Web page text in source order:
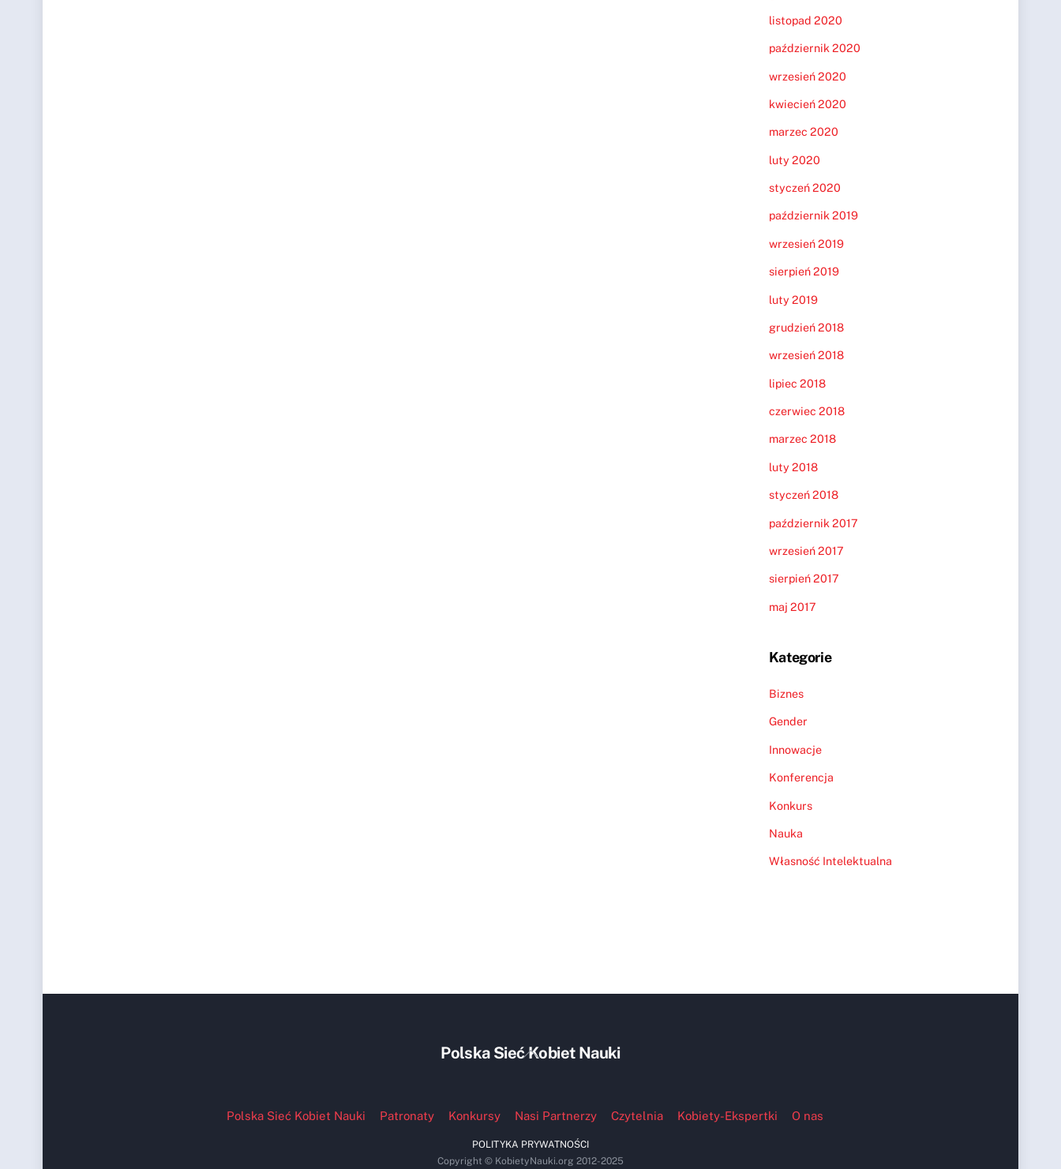
listopad 2020
październik 2020
wrzesień 2020
kwiecień 2020
marzec 2020
luty 2020
styczeń 2020
październik 2019
wrzesień 2019
sierpień 2019
luty 2019
grudzień 2018
wrzesień 2018
lipiec 2018
czerwiec 2018
marzec 2018
luty 2018
styczeń 2018
październik 2017
wrzesień 2017
sierpień 2017
maj 2017
Kategorie
Biznes
Gender
Innowacje
Konferencja
Konkurs
Nauka
Własność Intelektualna
Back
Polska Sieć Kobiet Nauki
Polska Sieć Kobiet Nauki Patronaty Konkursy Nasi Partnerzy Czytelnia Kobiety-Ekspertki O nas
POLITYKA PRYWATNOŚCI
Copyright © KobietyNauki.org 2012-2025